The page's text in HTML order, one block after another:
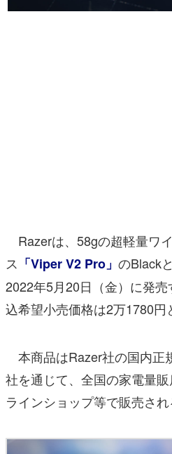
Razerは、58gの超軽量ワ
ス 「Viper V2 Pro」 のBlack
2022年5月20日（金）に発
込希望⼩売価格は2万1780円
本商品はRazer社の国内正
社を通じて、全国の家電量
ラインショップ等で販売され